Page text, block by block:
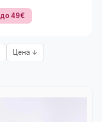
до 49€
Цена ↓